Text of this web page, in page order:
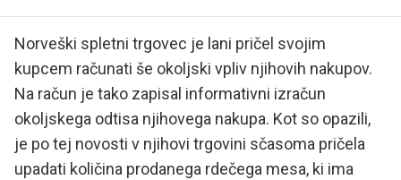
Norveški spletni trgovec je lani pričel svojim
kupcem računati še okoljski vpliv njihovih nakupov.
Na račun je tako zapisal informativni izračun
okoljskega odtisa njihovega nakupa. Kot so opazili,
je po tej novosti v njihovi trgovini sčasoma pričela
upadati količina prodanega rdečega mesa, ki ima